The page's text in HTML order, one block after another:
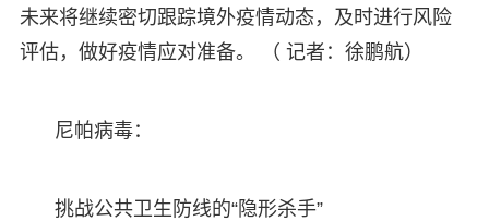
未来将继续密切跟踪境外疫情动态，及时进行风险
评估，做好疫情应对准备。 （ 记者：徐鹏航）
尼帕病毒：
挑战公共卫生防线的“隐形杀手”